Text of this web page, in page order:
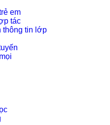
em
tác
thông tin lớp